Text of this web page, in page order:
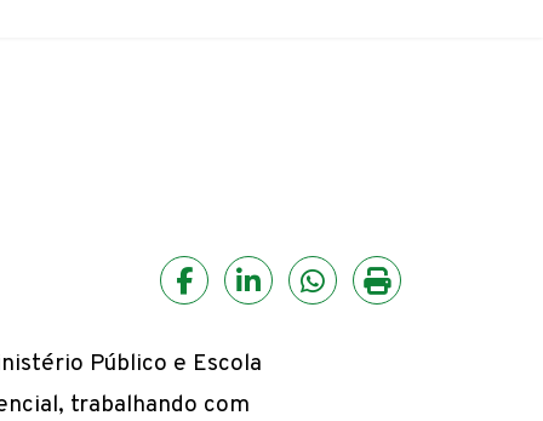
FacebookLinkedIn Imprimir
Público e Escola
trabalhando com